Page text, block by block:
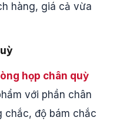
hàng, giá cả vừa
họp chân quỳ
với phần chân
chắc, độ bám chắc